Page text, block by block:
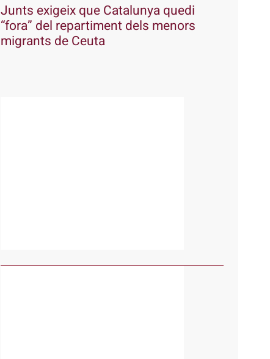
Junts exigeix que Catalunya quedi
“fora” del repartiment dels menors
migrants de Ceuta